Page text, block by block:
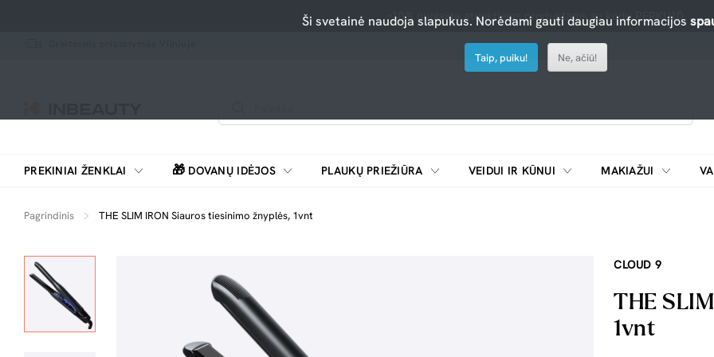
-10% nuolaida atrinktiems produktams su kodu PERKU10
PREKINIAI ŽENKLAI 🎁 DOVANŲ IDĖJOS PLAUKŲ PRIEŽIŪRA VEIDUI IR KŪNUI MAKIAŽUI
Pagrindinis THE SLIM IRON Siauros tiesinimo žnyplės, 1vnt
CLOUD 9
THE
1vnt
Ši svetainė naudoja slapukus. Norėdami gauti daugiau informacijos
Taip, puiku! Ne, ačiū!